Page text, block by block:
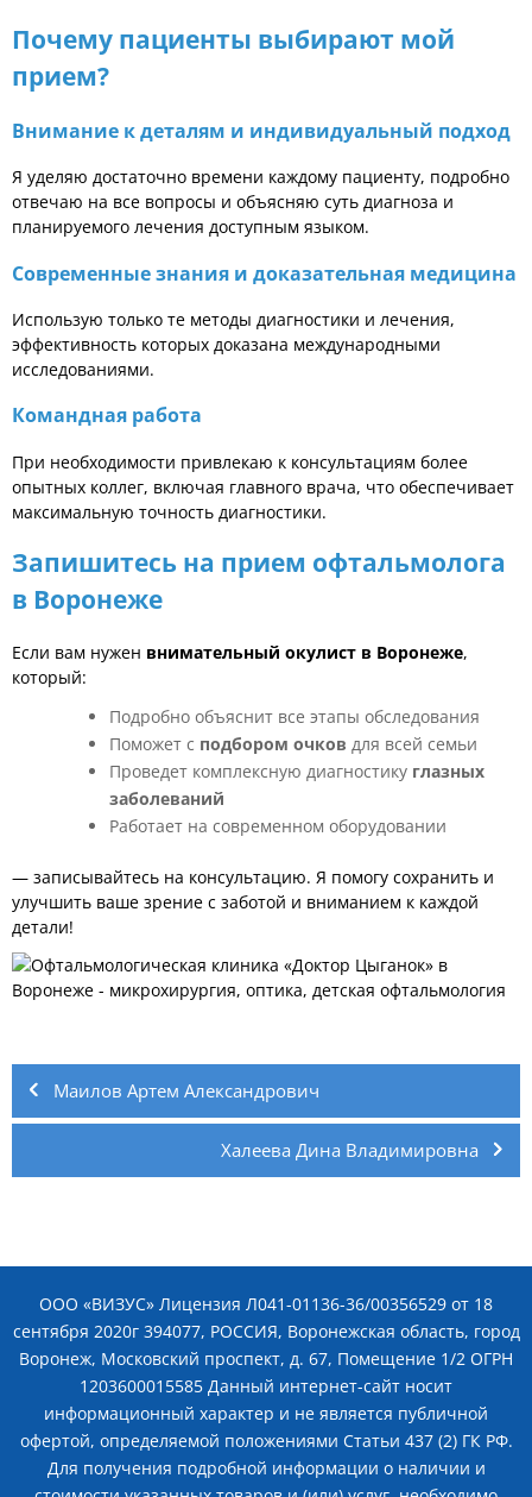
Почему пациенты выбирают мой
прием?
Внимание к деталям и индивидуальный подход
Я уделяю достаточно времени каждому пациенту, подробно
отвечаю на все вопросы и объясняю суть диагноза и
планируемого лечения доступным языком.
Современные знания и доказательная медицина
Использую только те методы диагностики и лечения,
эффективность которых доказана международными
исследованиями.
Командная работа
При необходимости привлекаю к консультациям более
опытных коллег, включая главного врача, что обеспечивает
максимальную точность диагностики.
Запишитесь на прием офтальмолога
в Воронеже
Если вам нужен внимательный окулист в Воронеже,
который:
Подробно объяснит все этапы обследования
Поможет с подбором очков для всей семьи
Проведет комплексную диагностику глазных
заболеваний
Работает на современном оборудовании
— записывайтесь на консультацию. Я помогу сохранить и
улучшить ваше зрение с заботой и вниманием к каждой
детали!
Навигация
по
записям
Маилов Артем Александрович
Халеева Дина Владимировна
ООО «ВИЗУС» Лицензия Л041-01136-36/00356529 от 18
сентября 2020г 394077, РОССИЯ, Воронежская область, город
Воронеж, Московский проспект, д. 67, Помещение 1/2 ОГРН
1203600015585 Данный интернет-сайт носит
информационный характер и не является публичной
офертой, определяемой положениями Статьи 437 (2) ГК РФ.
Для получения подробной информации о наличии и